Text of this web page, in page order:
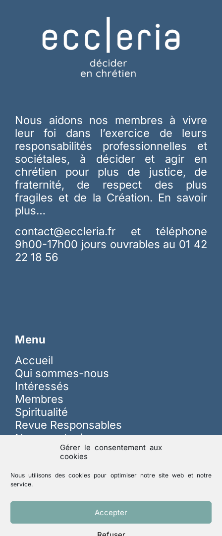
Gérer le consentement aux
cookies
Nous utilisons des cookies pour optimiser notre site web et notre
service.
Accepter
Nous aidons nos membres à vivre
leur foi dans l’exercice de leurs
responsabilités professionnelles et
sociétales, à décider et agir en
chrétien pour plus de justice, de
fraternité, de respect des plus
fragiles et de la Création. En savoir
plus…
contact@eccleria.fr et téléphone
9h00-17h00 jours ouvrables au 01 42
22 18 56
Menu
Accueil
Qui sommes-nous
Intéressés
Membres
Spiritualité
Revue Responsables
Nous soutenir
Lutte contre les abus